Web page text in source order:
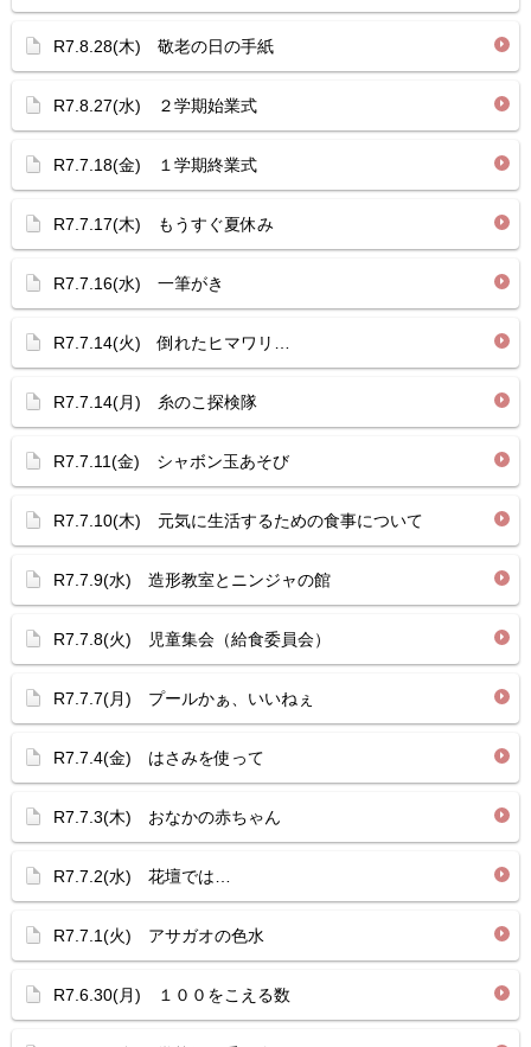
R7.8.28(木) 敬老の日の手紙
R7.8.27(水) ２学期始業式
R7.7.18(金) １学期終業式
R7.7.17(木) もうすぐ夏休み
R7.7.16(水) 一筆がき
R7.7.14(火) 倒れたヒマワリ…
R7.7.14(月) 糸のこ探検隊
R7.7.11(金) シャボン玉あそび
R7.7.10(木) 元気に生活するための食事について
R7.7.9(水) 造形教室とニンジャの館
R7.7.8(火) 児童集会（給食委員会）
R7.7.7(月) プールかぁ、いいねぇ
R7.7.4(金) はさみを使って
R7.7.3(木) おなかの赤ちゃん
R7.7.2(水) 花壇では…
R7.7.1(火) アサガオの色水
R7.6.30(月) １００をこえる数